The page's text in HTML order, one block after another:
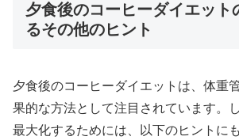
夕食後のコーヒーダイエット
るその他のヒント
夕食後のコーヒーダイエットは、体重
果的な方法として注目されています。
最大化するためには、以下のヒントに